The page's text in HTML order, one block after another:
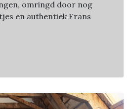
omringd door nog
en authentiek Frans